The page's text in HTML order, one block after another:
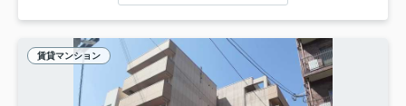
賃貸マンション